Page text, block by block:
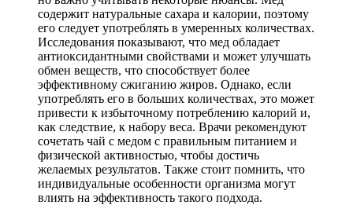
содержит натуральные сахара и калории, поэтому
его следует употреблять в умеренных количествах.
Исследования показывают, что мед обладает
антиоксидантными свойствами и может улучшать
обмен веществ, что способствует более
эффективному сжиганию жиров. Однако, если
употреблять его в больших количествах, это может
привести к избыточному потреблению калорий и,
как следствие, к набору веса. Врачи рекомендуют
сочетать чай с медом с правильным питанием и
физической активностью, чтобы достичь
желаемых результатов. Также стоит помнить, что
индивидуальные особенности организма могут
влиять на эффективность такого подхода.